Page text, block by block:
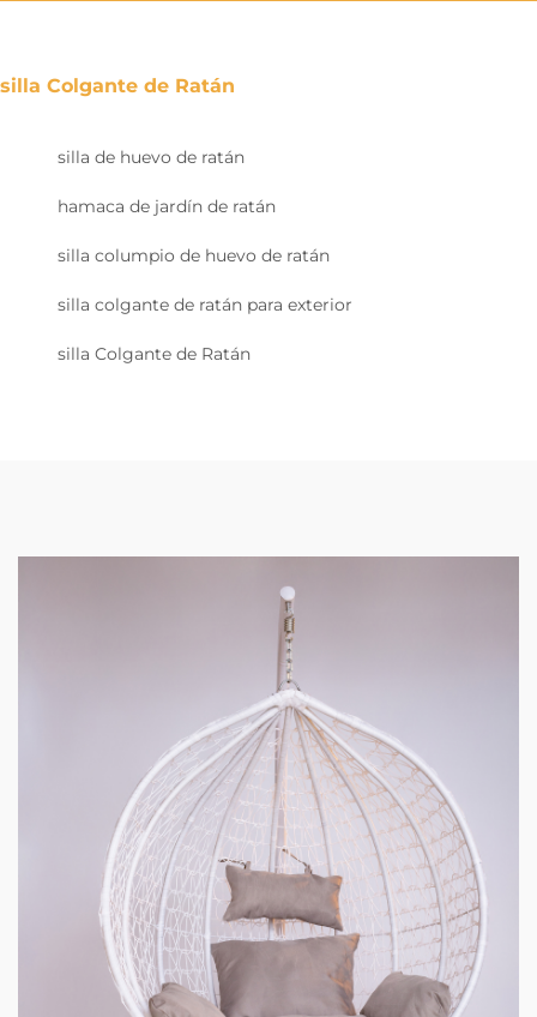
silla Colgante de Ratán
silla de huevo de ratán
hamaca de jardín de ratán
silla columpio de huevo de ratán
silla colgante de ratán para exterior
silla Colgante de Ratán